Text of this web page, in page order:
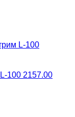
100 2157.00